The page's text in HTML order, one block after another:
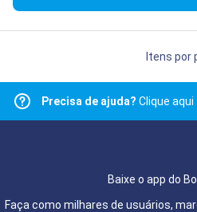
Itens por
Precisa de ajuda? Clique aqui
Baixe o app do
Faça como milhares de usuários,